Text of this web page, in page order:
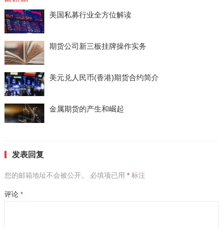
美国私募行业全方位解读
期货公司新三板挂牌操作实务
美元兑人民币(香港)期货合约简介
金属期货的产生和崛起
发表回复
您的邮箱地址不会被公开。 必填项已用 *标注
评论 *